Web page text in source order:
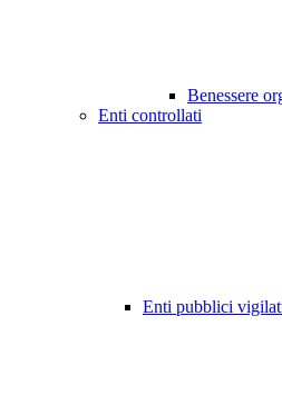
Benessere
Enti controllati
Enti pubblici